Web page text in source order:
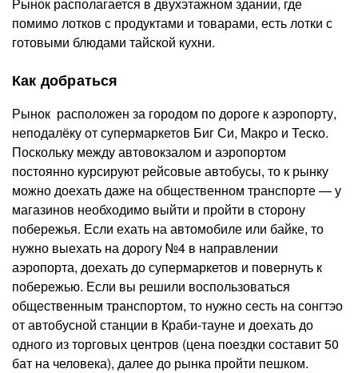
помимо лотков с продуктами и товарами, есть лотки с
готовыми блюдами тайской кухни.
Как добраться
Рынок расположен за городом по дороге к аэропорту,
неподалёку от супермаркетов Биг Си, Макро и Теско.
Поскольку между автовокзалом и аэропортом
постоянно курсируют рейсовые автобусы, то к рынку
можно доехать даже на общественном транспорте — у
магазинов необходимо выйти и пройти в сторону
побережья. Если ехать на автомобиле или байке, то
нужно выехать на дорогу №4 в направлении
аэропорта, доехать до супермаркетов и повернуть к
побережью. Если вы решили воспользоваться
общественным транспортом, то нужно сесть на сонгтэо
от автобусной станции в Краби-тауне и доехать до
одного из торговых центров (цена поездки составит 50
бат на человека), далее до рынка пройти пешком.